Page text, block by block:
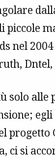
piccole
nel
Dntel,
solo
ci si